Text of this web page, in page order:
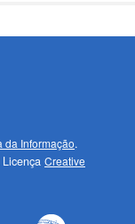
da Informação.
Creative